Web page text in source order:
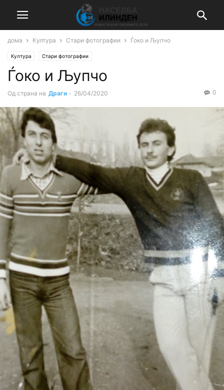
дома Култура Стари фотографии Ѓоко и Љупчо
Култура Стари фотографии
Ѓоко и Љупчо
Од страна на Драги - 26/04/2020 0